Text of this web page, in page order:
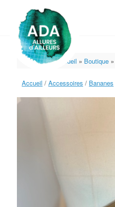
content
Accueil » Boutique »
Accueil / Accessoires / Bananes